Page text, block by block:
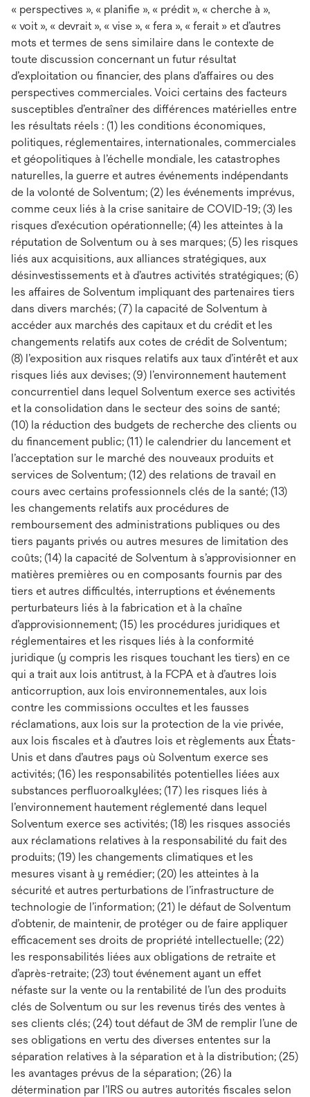
« perspectives », « planifie », « prédit », « cherche à »,
« voit », « devrait », « vise », « fera », « ferait » et d’autres
mots et termes de sens similaire dans le contexte de
toute discussion concernant un futur résultat
d’exploitation ou financier, des plans d’affaires ou des
perspectives commerciales. Voici certains des facteurs
susceptibles d’entraîner des différences matérielles entre
les résultats réels : (1) les conditions économiques,
politiques, réglementaires, internationales, commerciales
et géopolitiques à l’échelle mondiale, les catastrophes
naturelles, la guerre et autres événements indépendants
de la volonté de Solventum; (2) les événements imprévus,
comme ceux liés à la crise sanitaire de COVID-19; (3) les
risques d’exécution opérationnelle; (4) les atteintes à la
réputation de Solventum ou à ses marques; (5) les risques
liés aux acquisitions, aux alliances stratégiques, aux
désinvestissements et à d’autres activités stratégiques; (6)
les affaires de Solventum impliquant des partenaires tiers
dans divers marchés; (7) la capacité de Solventum à
accéder aux marchés des capitaux et du crédit et les
changements relatifs aux cotes de crédit de Solventum;
(8) l’exposition aux risques relatifs aux taux d’intérêt et aux
risques liés aux devises; (9) l’environnement hautement
concurrentiel dans lequel Solventum exerce ses activités
et la consolidation dans le secteur des soins de santé;
(10) la réduction des budgets de recherche des clients ou
du financement public; (11) le calendrier du lancement et
l’acceptation sur le marché des nouveaux produits et
services de Solventum; (12) des relations de travail en
cours avec certains professionnels clés de la santé; (13)
les changements relatifs aux procédures de
remboursement des administrations publiques ou des
tiers payants privés ou autres mesures de limitation des
coûts; (14) la capacité de Solventum à s’approvisionner en
matières premières ou en composants fournis par des
tiers et autres difficultés, interruptions et événements
perturbateurs liés à la fabrication et à la chaîne
d’approvisionnement; (15) les procédures juridiques et
réglementaires et les risques liés à la conformité
juridique (y compris les risques touchant les tiers) en ce
qui a trait aux lois antitrust, à la FCPA et à d’autres lois
anticorruption, aux lois environnementales, aux lois
contre les commissions occultes et les fausses
réclamations, aux lois sur la protection de la vie privée,
aux lois fiscales et à d’autres lois et règlements aux États-
Unis et dans d’autres pays où Solventum exerce ses
activités; (16) les responsabilités potentielles liées aux
substances perfluoroalkylées; (17) les risques liés à
l’environnement hautement réglementé dans lequel
Solventum exerce ses activités; (18) les risques associés
aux réclamations relatives à la responsabilité du fait des
produits; (19) les changements climatiques et les
mesures visant à y remédier; (20) les atteintes à la
sécurité et autres perturbations de l’infrastructure de
technologie de l’information; (21) le défaut de Solventum
d’obtenir, de maintenir, de protéger ou de faire appliquer
efficacement ses droits de propriété intellectuelle; (22)
les responsabilités liées aux obligations de retraite et
d’après-retraite; (23) tout événement ayant un effet
néfaste sur la vente ou la rentabilité de l’un des produits
clés de Solventum ou sur les revenus tirés des ventes à
ses clients clés; (24) tout défaut de 3M de remplir l’une de
ses obligations en vertu des diverses ententes sur la
séparation relatives à la séparation et à la distribution; (25)
les avantages prévus de la séparation; (26) la
détermination par l’IRS ou autres autorités fiscales selon